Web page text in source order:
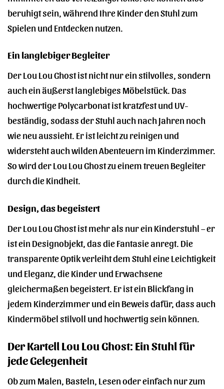
beruhigt sein, während Ihre Kinder den Stuhl zum
Spielen und Entdecken nutzen.
Ein langlebiger Begleiter
Der Lou Lou Ghost ist nicht nur ein stilvolles, sondern
auch ein äußerst langlebiges Möbelstück. Das
hochwertige Polycarbonat ist kratzfest und UV-
beständig, sodass der Stuhl auch nach Jahren noch
wie neu aussieht. Er ist leicht zu reinigen und
widersteht auch wilden Abenteuern im Kinderzimmer.
So wird der Lou Lou Ghost zu einem treuen Begleiter
durch die Kindheit.
Design, das begeistert
Der Lou Lou Ghost ist mehr als nur ein Kinderstuhl – er
ist ein Designobjekt, das die Fantasie anregt. Die
transparente Optik verleiht dem Stuhl eine Leichtigkeit
und Eleganz, die Kinder und Erwachsene
gleichermaßen begeistert. Er ist ein Blickfang in
jedem Kinderzimmer und ein Beweis dafür, dass auch
Kindermöbel stilvoll und hochwertig sein können.
Der Kartell Lou Lou Ghost: Ein Stuhl für
jede Gelegenheit
Ob zum Malen, Basteln, Lesen oder einfach nur zum